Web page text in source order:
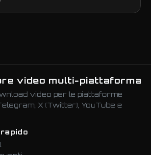
video multi-piattaforma
video per le piattaforme
X (Twitter), YouTube e